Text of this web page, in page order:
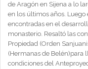
de Aragón en Sijena a lo
en los últimos años.
encontradas en el
monasterio. Resaltó las
Propiedad (Orden
(Hermanas de Belén)para
condiciones del